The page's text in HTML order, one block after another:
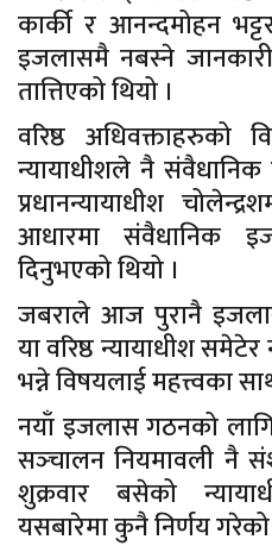
कार्की र आनन्दमोहन
इजलासमै नबस्ने
तात्तिएको थियो ।
वरिष्ठ अधिवक्ताहरुको
न्यायाधीशले नै
प्रधानन्यायाधीश
आधारमा संवैधानिक
दिनुभएको थियो ।
जबराले आज पुरानै
या वरिष्ठ न्यायाधीश
भन्ने विषयलाई महत्त्वका
नयाँ इजलास गठनको
सञ्‍चालन नियमावली नै
शुक्रवार बसेको
यसबारेमा कुनै निर्णय